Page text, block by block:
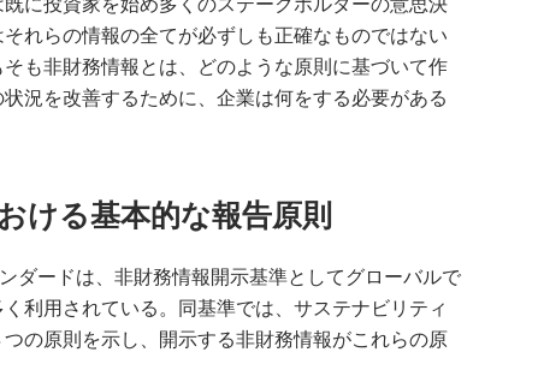
れらの情報の全てが必ずしも正確なものではない
も非財務情報とは、どのような原則に基づいて作
況を改善するために、企業は何をする必要がある
ける基本的な報告原則
ダードは、非財務情報開示基準としてグローバルで
利用されている。同基準では、サステナビリティ
の原則を示し、開示する非財務情報がこれらの原